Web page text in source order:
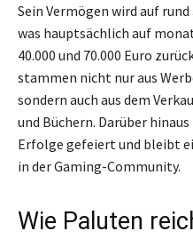
Sein Vermögen wird auf
was hauptsächlich auf
40.000 und 70.000 Euro
stammen nicht nur aus
sondern auch aus dem
und Büchern. Darüber
Erfolge gefeiert und bleibt
in der Gaming-Community.
Wie Paluten